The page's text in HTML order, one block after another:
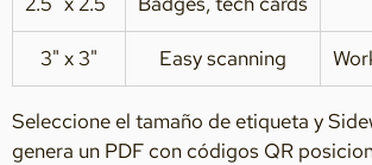
3" x 3" Easy scanning
Seleccione el tamaño de etiqueta y
genera un PDF con códigos QR